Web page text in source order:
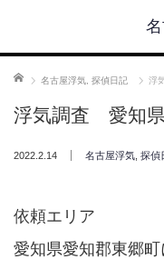
ホーム 名古屋浮気 探偵日記 浮
浮気調査 愛知
2022.2.14 名古屋浮気 探偵
依頼エリア
愛知県愛知郡東郷